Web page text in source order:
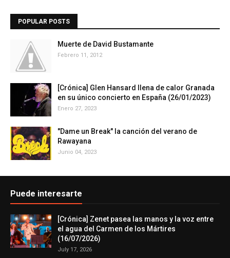
POPULAR POSTS
Muerte de David Bustamante
Febrero 11, 2012
[Crónica] Glen Hansard llena de calor Granada
en su único concierto en España (26/01/2023)
Enero 27, 2023
"Dame un Break" la canción del verano de
Rawayana
Junio 04, 2023
Puede interesarte
[Crónica] Zenet pasea las manos y la voz entre
el agua del Carmen de los Mártires
(16/07/2026)
July 17, 2026